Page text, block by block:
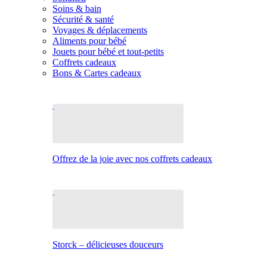
Soins & bain
Sécurité & santé
Voyages & déplacements
Aliments pour bébé
Jouets pour bébé et tout-petits
Coffrets cadeaux
Bons & Cartes cadeaux
Offrez de la joie avec nos coffrets cadeaux
Storck – délicieuses douceurs